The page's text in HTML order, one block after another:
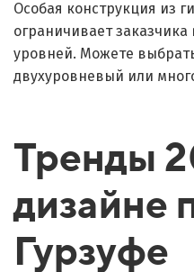
Особая конструкция из
ограничивает
уровней. Можете
двухуровневый или
Тренды
дизайне
Гурзуфе